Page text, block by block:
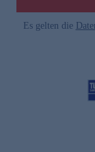
Es gelten die